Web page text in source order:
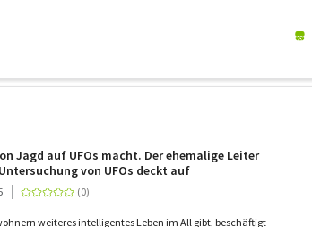
Jagd auf UFOs macht. Der ehemalige Leiter
von UFOs deckt auf
weiteres intelligentes Leben im All gibt, beschäftigt